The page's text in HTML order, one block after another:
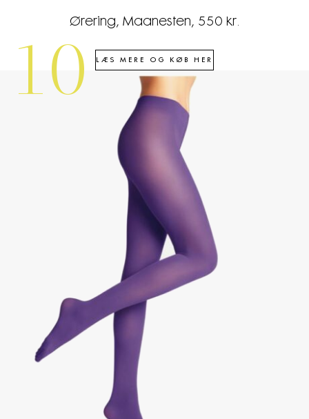
Ørering, Maanesten, 550 kr.
LÆS MERE OG KØB HER
10